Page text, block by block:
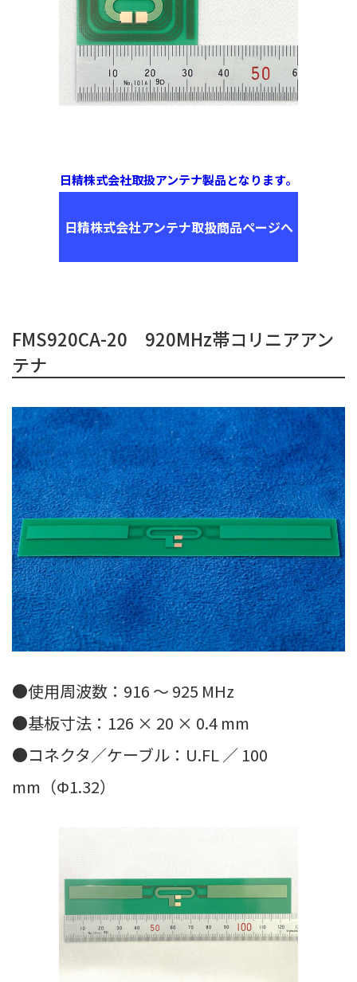
日精株式会社取扱アンテナ製品となります。
日精株式会社アンテナ取扱商品ページへ
FMS920CA-20 920MHz帯コリニアアン
テナ
●使用周波数：916 ～ 925 MHz
●基板寸法：126 × 20 × 0.4 mm
●コネクタ／ケーブル：U.FL ／ 100
mm（Φ1.32）